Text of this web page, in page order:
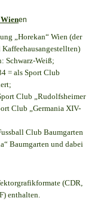
en
„Horekan“ Wien (der
Schwarz-Weiß;
= als Sport Club
Club „Rudolfsheimer
Club „Germania XIV-
Club Baumgarten
Baumgarten und dabei
(CDR,
enthalten.